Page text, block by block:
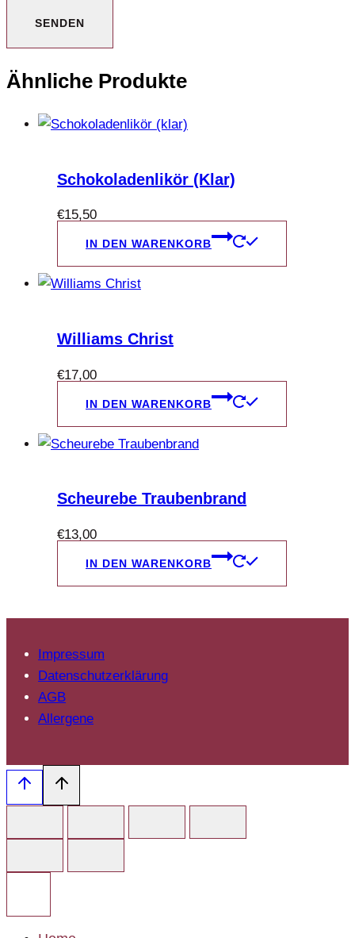
Ähnliche Produkte
Schokoladenlikör (klar)
€15,50
IN DEN WARENKORB
Williams Christ
€17,00
IN DEN WARENKORB
Scheurebe Traubenbrand
€13,00
IN DEN WARENKORB
Impressum
Datenschutzerklärung
AGB
Allergene